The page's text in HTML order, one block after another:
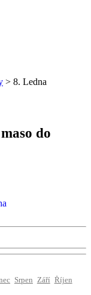
> 8. Ledna
do
Srpen Září Říjen